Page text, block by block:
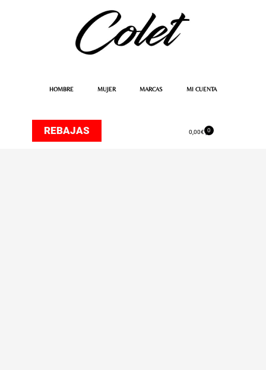
HOMBRE MUJER MARCAS MI CUENTA
REBAJAS 0,00€ 0
Carrito